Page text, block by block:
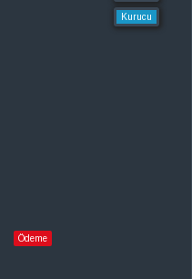
Kurucu
Ödeme